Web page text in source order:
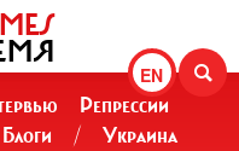
EN
Репрессии
Блоги /
Украина